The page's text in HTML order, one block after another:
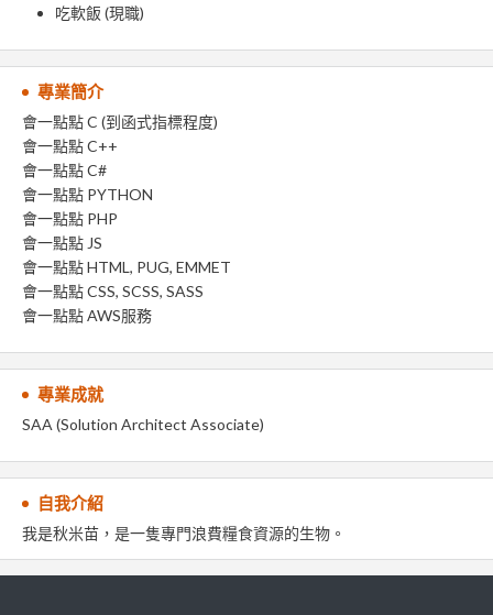
吃軟飯 (現職)
專業簡介
會一點點 C (到函式指標程度)
會一點點 C++
會一點點 C#
會一點點 PYTHON
會一點點 PHP
會一點點 JS
會一點點 HTML, PUG, EMMET
會一點點 CSS, SCSS, SASS
會一點點 AWS服務
專業成就
SAA (Solution Architect Associate)
自我介紹
我是秋米苗，是一隻專門浪費糧食資源的生物。